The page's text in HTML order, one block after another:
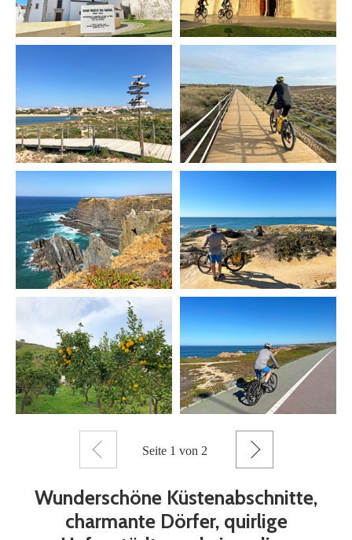
Zurück
Seite 1 von 2
Wunderschöne Küstenabschnitte,
charmante Dörfer, quirlige